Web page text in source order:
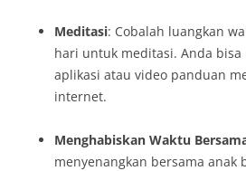
Meditasi: Cobalah luangkan
hari untuk meditasi. Anda bisa
aplikasi atau video panduan
internet.
Menghabiskan Waktu
menyenangkan bersama anak